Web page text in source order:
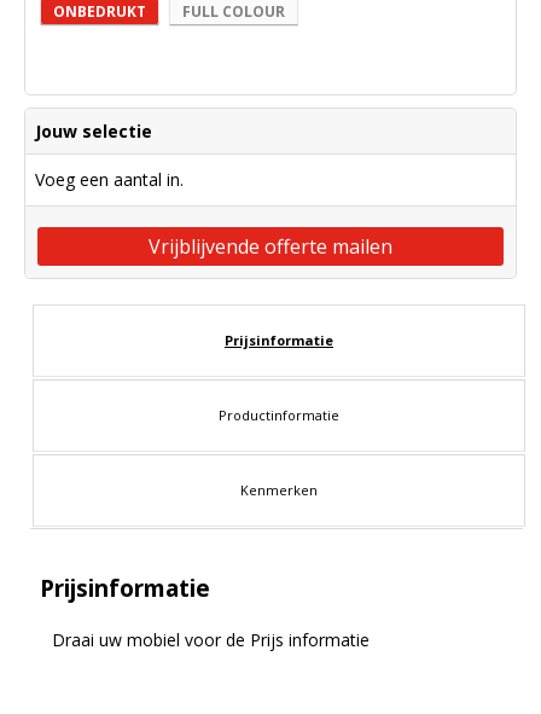
ONBEDRUKT FULL COLOUR
Jouw selectie
Voeg een aantal in.
Vrijblijvende offerte mailen
Prijsinformatie
Productinformatie
Kenmerken
Prijsinformatie
Draai uw mobiel voor de Prijs informatie